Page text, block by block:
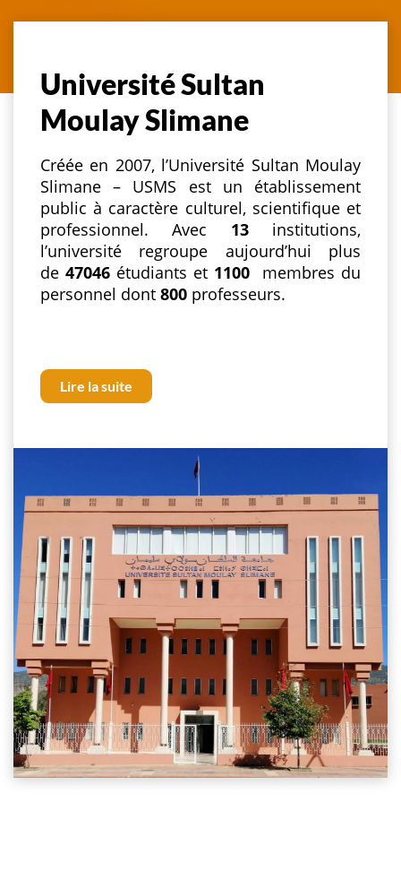
Université Sultan
Moulay Slimane
Créée en 2007, l’Université Sultan Moulay
Slimane – USMS est un établissement
public à caractère culturel, scientifique et
professionnel. Avec 13 institutions,
l’université regroupe aujourd’hui plus
de 47046 étudiants et 1100 membres du
personnel dont 800 professeurs.
Lire la suite